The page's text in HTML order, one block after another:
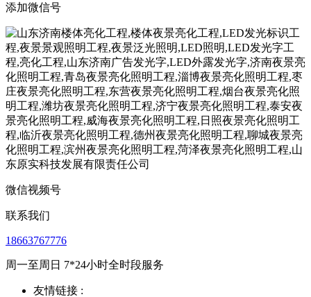
添加微信号
微信视频号
联系我们
18663767776
周一至周日 7*24小时全时段服务
友情链接 :